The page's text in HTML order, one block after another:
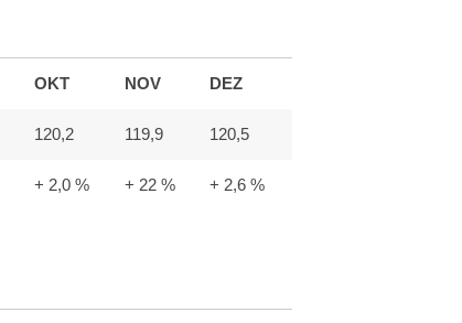
OKT NOV DEZ
120,2 119,9 120,5
+ 2,0 % + 22 % + 2,6 %